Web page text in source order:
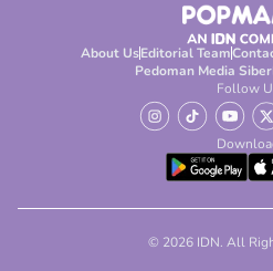
About UsEditorial Team
Pedoman Media Siber
Follow
© 2026 IDN. All